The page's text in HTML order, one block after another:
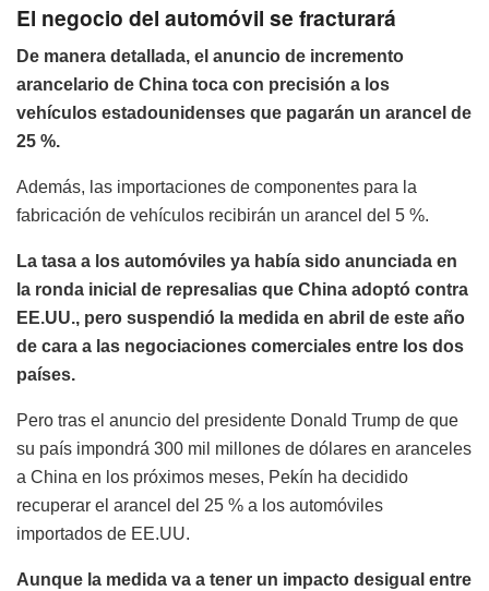
El negocio del automóvil se fracturará
De manera detallada, el anuncio de incremento
arancelario de China toca con precisión a los
vehículos estadounidenses que pagarán un arancel de
25 %.
Además, las importaciones de componentes para la
fabricación de vehículos recibirán un arancel del 5 %.
La tasa a los automóviles ya había sido anunciada en
la ronda inicial de represalias que China adoptó contra
EE.UU., pero suspendió la medida en abril de este año
de cara a las negociaciones comerciales entre los dos
países.
Pero tras el anuncio del presidente Donald Trump de que
su país impondrá 300 mil millones de dólares en aranceles
a China en los próximos meses, Pekín ha decidido
recuperar el arancel del 25 % a los automóviles
importados de EE.UU.
Aunque la medida va a tener un impacto desigual entre